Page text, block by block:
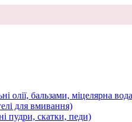
олії, бальзами, міцелярна
для вмивання)
пудри, скатки, педи)